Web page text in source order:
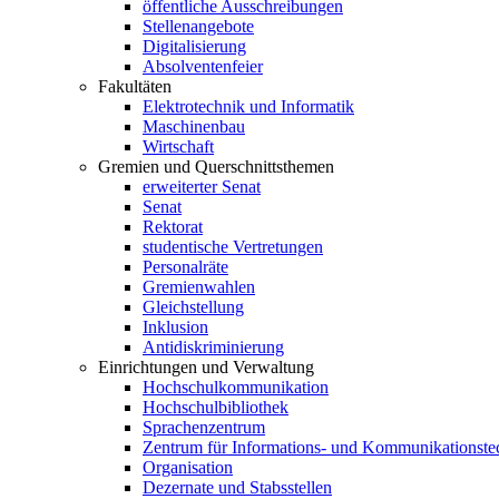
öffentliche Ausschreibungen
Stellenangebote
Digitalisierung
Absolventenfeier
Fakultäten
Elektrotechnik und Informatik
Maschinenbau
Wirtschaft
Gremien und Querschnittsthemen
erweiterter Senat
Senat
Rektorat
studentische Vertretungen
Personalräte
Gremienwahlen
Gleichstellung
Inklusion
Antidiskriminierung
Einrichtungen und Verwaltung
Hochschulkommunikation
Hochschulbibliothek
Sprachenzentrum
Zentrum für Informations- und
Organisation
Dezernate und Stabsstellen